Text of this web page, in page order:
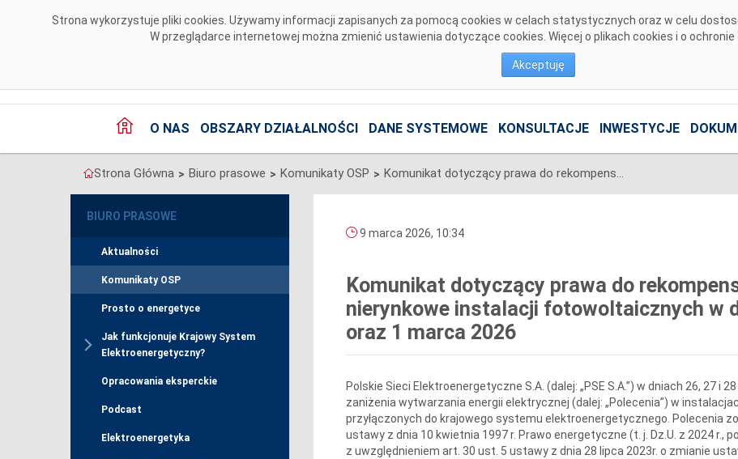
Strona wykorzystuje pliki cookies. Używamy informacji zapisanych za pomocą cookies w celach statystycznych oraz w celu
W przeglądarce internetowej można zmienić ustawienia dotyczące cookies. Więcej o plikach cookies i o
Akceptuję
O NAS OBSZARY DZIAŁALNOŚCI DANE SYSTEMOWE KONSULTACJE INWESTYCJE
Strona Główna > Biuro prasowe > Komunikaty OSP > Komunikat dotyczący prawa do rekompensaty za redysponowanie nierynkowe instalacji fotowoltaicznych w dniach 26, 27 i 28 lutego oraz 1 marca 2026
BIURO PRASOWE
Aktualności
Komunikaty OSP
Prosto o energetyce
Jak funkcjonuje Krajowy System
Elektroenergetyczny?
Opracowania eksperckie
Podcast
Elektroenergetyka
9 marca 2026, 10:34
Komunikat dotyczący prawa do
nierynkowe instalacji fotowoltaicznych w
oraz 1 marca 2026
Polskie Sieci Elektroenergetyczne S.A. (dalej: „PSE S.A.”) w dniach 26, 27 i
zaniżenia wytwarzania energii elektrycznej (dalej: „Polecenia”) w
przyłączonych do krajowego systemu elektroenergetycznego. Polecenia
ustawy z dnia 10 kwietnia 1997 r. Prawo energetyczne (t. j. Dz.U. z 2024 r.,
z uwzględnieniem art. 30 ust. 5 ustawy z dnia 28 lipca 2023r. o zmianie